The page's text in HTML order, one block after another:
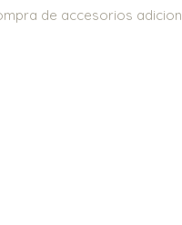
de accesorios